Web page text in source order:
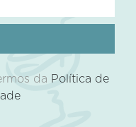
da Política de